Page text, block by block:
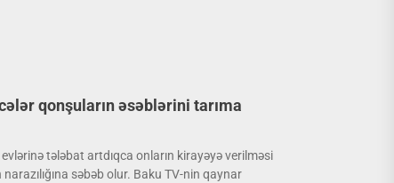
qonşuların əsəblərini tarıma
tələbat artdıqca onların kirayəyə verilməsi
səbəb olur. Baku TV-nin qaynar